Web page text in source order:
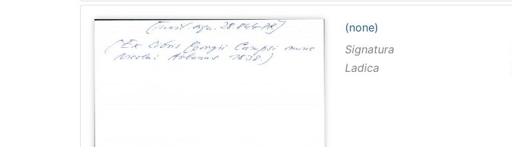
(none)
Signatura
Ladica